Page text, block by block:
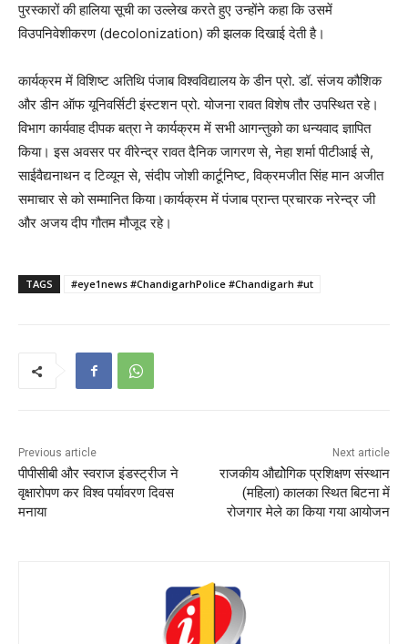
पुरस्कारों की हालिया सूची का उल्लेख करते हुए उन्होंने कहा कि उसमें
विउपनिवेशीकरण (decolonization) की झलक दिखाई देती है।
कार्यक्रम में विशिष्ट अतिथि पंजाब विश्वविद्यालय के डीन प्रो. डॉ. संजय कौशिक
और डीन ऑफ यूनिवर्सिटी इंस्टशन प्रो. योजना रावत विशेष तौर उपस्थित रहे।
विभाग कार्यवाह दीपक बत्रा ने कार्यक्रम में सभी आगन्तुको का धन्यवाद ज्ञापित
किया। इस अवसर पर वीरेन्द्र रावत दैनिक जागरण से, नेहा शर्मा पीटीआई से,
साईवैद्यनाथन द टिव्यून से, संदीप जोशी कार्टूनिष्ट, विक्रमजीत सिंह मान अजीत
समाचार से को सम्मानित किया।कार्यक्रम में पंजाब प्रान्त प्रचारक नरेन्द्र जी
और अजय दीप गौतम मौजूद रहे।
TAGS #eye1news #ChandigarhPolice #Chandigarh #ut
Previous article
पीपीसीबी और स्वराज इंडस्ट्रीज ने
वृक्षारोपण कर विश्व पर्यावरण दिवस
मनाया
Next article
राजकीय औद्योेगिक प्रशिक्षण संस्थान
(महिला) कालका स्थित बिटना में
रोजगार मेले का किया गया आयोजन